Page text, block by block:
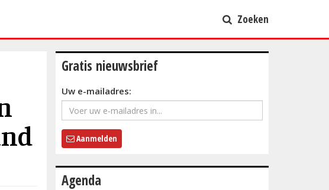
Zoeken
Gratis nieuwsbrief
Uw e-mailadres:
Aanmelden
Agenda